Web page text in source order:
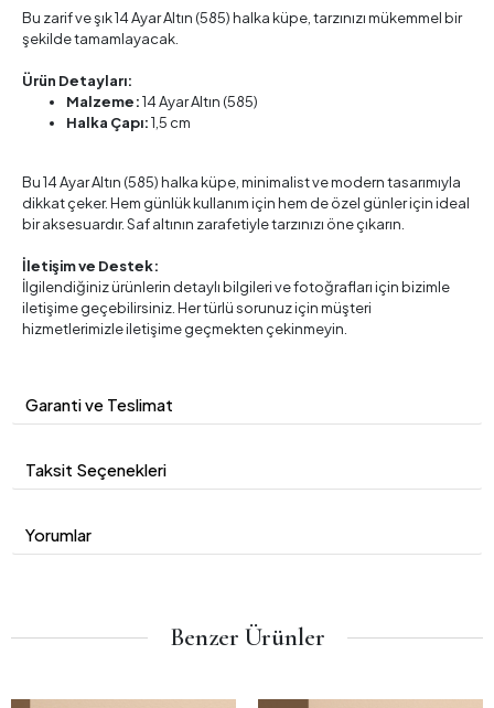
Bu zarif ve şık 14 Ayar Altın (585) halka küpe, tarzınızı mükemmel bir
şekilde tamamlayacak.
Ürün Detayları:
Malzeme:14 Ayar Altın (585)
Halka Çapı:1,5 cm
Bu 14 Ayar Altın (585) halka küpe, minimalist ve modern tasarımıyla
dikkat çeker. Hem günlük kullanım için hem de özel günler için ideal
bir aksesuardır. Saf altının zarafetiyle tarzınızı öne çıkarın.
İletişim ve Destek:
İlgilendiğiniz ürünlerin detaylı bilgileri ve fotoğrafları için bizimle
iletişime geçebilirsiniz. Her türlü sorunuz için müşteri
hizmetlerimizle iletişime geçmekten çekinmeyin.
Garanti ve Teslimat
Taksit Seçenekleri
Yorumlar
Benzer Ürünler